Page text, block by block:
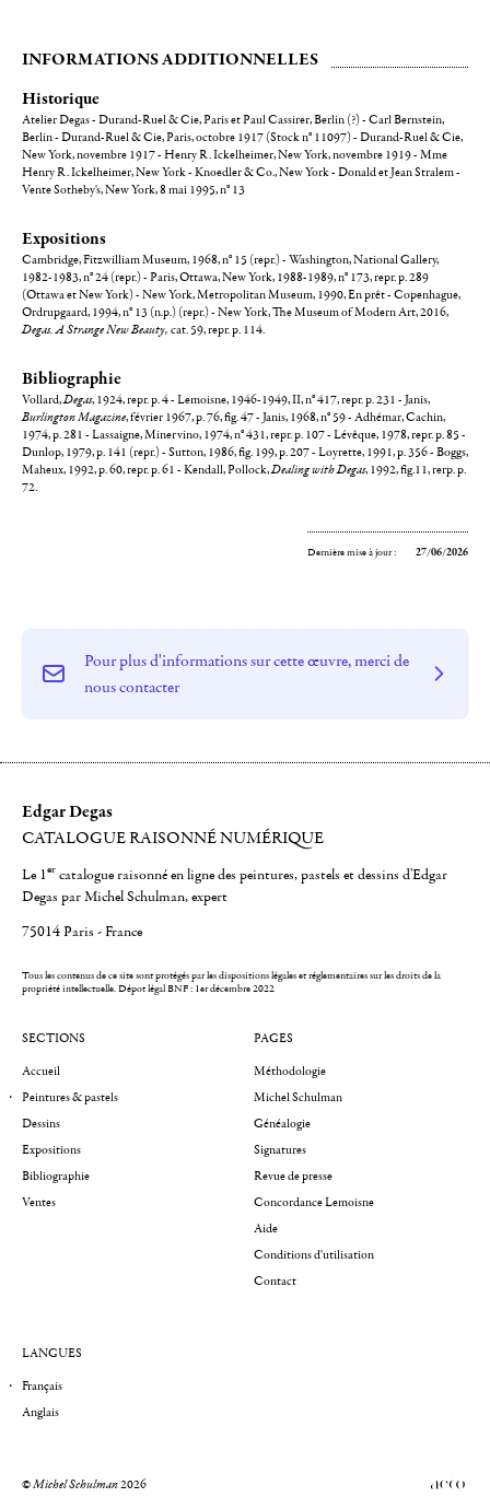
INFORMATIONS ADDITIONNELLES
Historique
Atelier Degas - Durand-Ruel & Cie, Paris et Paul Cassirer, Berlin (?) - Carl Bernstein,
Berlin - Durand-Ruel & Cie, Paris, octobre 1917 (Stock n° 11097) - Durand-Ruel & Cie,
New York, novembre 1917 - Henry R. Ickelheimer, New York, novembre 1919 - Mme
Henry R. Ickelheimer, New York - Knoedler & Co., New York - Donald et Jean Stralem -
Vente Sotheby's, New York, 8 mai 1995, n° 13
Expositions
Cambridge, Fitzwilliam Museum, 1968, n° 15 (repr.) - Washington, National Gallery,
1982-1983, n° 24 (repr.) - Paris, Ottawa, New York, 1988-1989, n° 173, repr. p. 289
(Ottawa et New York) - New York, Metropolitan Museum, 1990, En prêt - Copenhague,
Ordrupgaard, 1994, n° 13 (n.p.) (repr.) - New York, The Museum of Modern Art, 2016,
Degas. A Strange New Beauty, cat. 59, repr. p. 114.
Bibliographie
Vollard,Degas, 1924, repr. p. 4 - Lemoisne, 1946-1949, II, n° 417, repr. p. 231 - Janis,
Burlington Magazine, février 1967, p. 76, fig. 47 - Janis, 1968, n° 59 - Adhémar, Cachin,
1974, p. 281 - Lassaigne, Minervino, 1974, n° 431, repr. p. 107 - Lévêque, 1978, repr. p. 85 -
Dunlop, 1979, p. 141 (repr.) - Sutton, 1986, fig. 199, p. 207 - Loyrette, 1991, p. 356 - Boggs,
Maheux, 1992, p. 60, repr. p. 61 - Kendall, Pollock,Dealing with Degas, 1992, fig.11, rerp. p.
72.
Dernière mise à jour : 27/06/2026
Pour plus d'informations sur cette œuvre, merci de
nous contacter
Edgar Degas
CATALOGUE RAISONNÉ NUMÉRIQUE
Le 1er catalogue raisonné en ligne des peintures, pastels et dessins d'Edgar
Degas par Michel Schulman, expert
75014 Paris - France
Tous les contenus de ce site sont protégés par les dispositions légales et réglementaires sur les droits de la
propriété intellectuelle.Dépot légal BNF : 1er décembre 2022
SECTIONS
Accueil
Peintures & pastels
Dessins
Expositions
Bibliographie
Ventes
PAGES
Méthodologie
Michel Schulman
Généalogie
Signatures
Revue de presse
Concordance Lemoisne
Aide
Conditions d'utilisation
Contact
LANGUES
Français
Anglais
©Michel Schulman2026